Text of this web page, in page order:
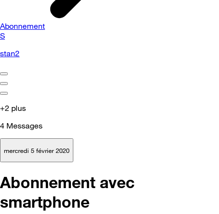
Abonnement
S
stan2
+2 plus
4 Messages
mercredi 5 février 2020
Abonnement avec
smartphone